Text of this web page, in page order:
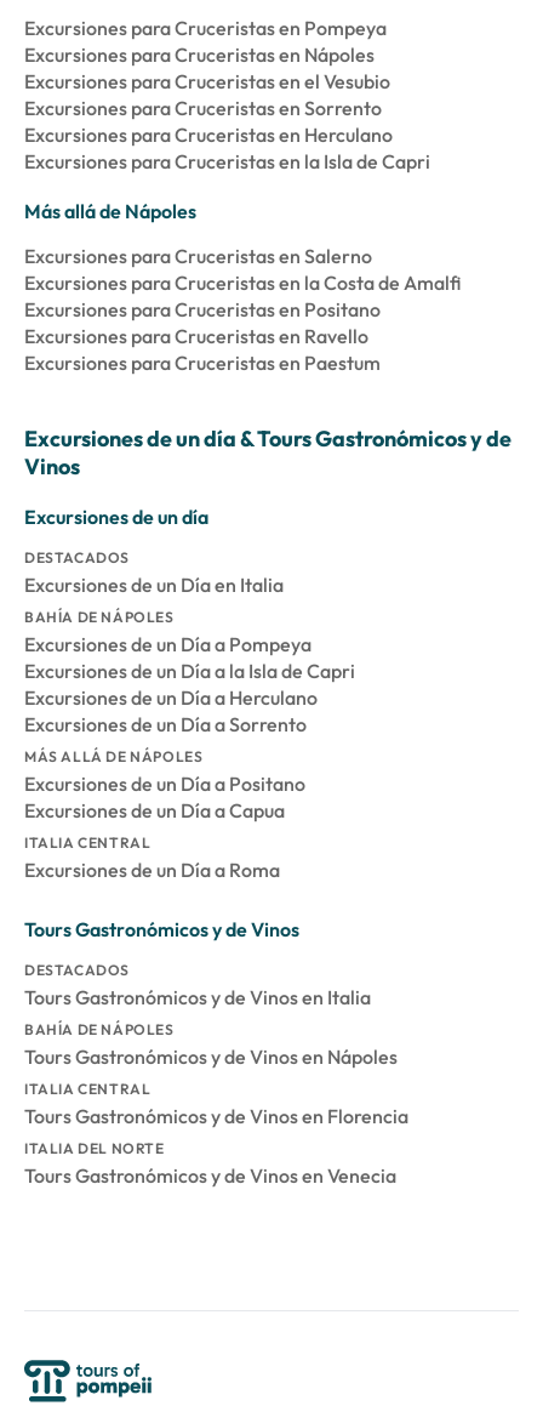
Excursiones para Cruceristas en Pompeya
Excursiones para Cruceristas en Nápoles
Excursiones para Cruceristas en el Vesubio
Excursiones para Cruceristas en Sorrento
Excursiones para Cruceristas en Herculano
Excursiones para Cruceristas en la Isla de Capri
Más allá de Nápoles
Excursiones para Cruceristas en Salerno
Excursiones para Cruceristas en la Costa de Amalfi
Excursiones para Cruceristas en Positano
Excursiones para Cruceristas en Ravello
Excursiones para Cruceristas en Paestum
Excursiones de un día & Tours Gastronómicos y de
Vinos
Excursiones de un día
DESTACADOS
Excursiones de un Día en Italia
BAHÍA DE NÁPOLES
Excursiones de un Día a Pompeya
Excursiones de un Día a la Isla de Capri
Excursiones de un Día a Herculano
Excursiones de un Día a Sorrento
MÁS ALLÁ DE NÁPOLES
Excursiones de un Día a Positano
Excursiones de un Día a Capua
ITALIA CENTRAL
Excursiones de un Día a Roma
Tours Gastronómicos y de Vinos
DESTACADOS
Tours Gastronómicos y de Vinos en Italia
BAHÍA DE NÁPOLES
Tours Gastronómicos y de Vinos en Nápoles
ITALIA CENTRAL
Tours Gastronómicos y de Vinos en Florencia
ITALIA DEL NORTE
Tours Gastronómicos y de Vinos en Venecia